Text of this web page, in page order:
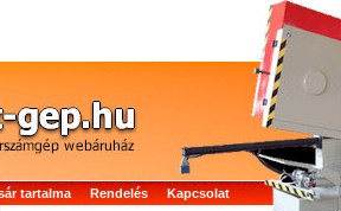
tartalma Rendelés
Kapcsolat